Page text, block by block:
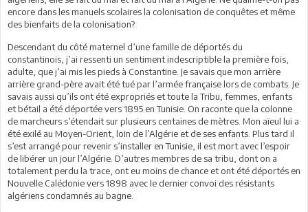
encore dans les manuels scolaires la colonisation de conquêtes et même
des bienfaits de la colonisation?
Descendant du côté maternel d’une famille de déportés du
constantinois, j’ai ressenti un sentiment indescriptible la première fois,
adulte, que j’ai mis les pieds à Constantine. Je savais que mon arrière
arrière grand-père avait été tué par l’armée française lors de combats. Je
savais aussi qu’ils ont été expropriés et toute la Tribu, femmes, enfants
et bétail a été déportée vers 1895 en Tunisie. On raconte que la colonne
de marcheurs s’étendait sur plusieurs centaines de mètres. Mon aïeul lui a
été exilé au Moyen-Orient, loin de l’Algérie et de ses enfants. Plus tard il
s’est arrangé pour revenir s’installer en Tunisie, il est mort avec l’espoir
de libérer un jour l’Algérie. D’autres membres de sa tribu, dont on a
totalement perdu la trace, ont eu moins de chance et ont été déportés en
Nouvelle Calédonie vers 1898 avec le dernier convoi des résistants
algériens condamnés au bagne.